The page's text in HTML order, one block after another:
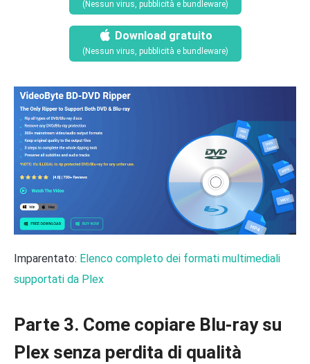
(Nessun virus, pubblicità e bundleware)
Download gratuito
(Nessun virus, pubblicità e bundleware)
Imparentato: Elenco completo dei formati multimediali
supportati da Plex
Parte 3. Come copiare Blu-ray su
Plex senza perdita di qualità